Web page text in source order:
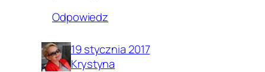
Odpowiedz
19 stycznia 2017
Krystyna